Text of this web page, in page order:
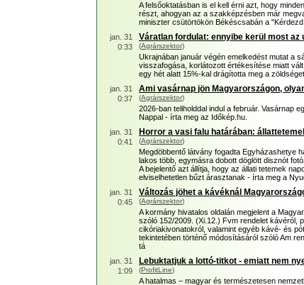
A felsőoktatásban is el kell érni azt, hogy
részt, ahogyan az a szakképzésben már
miniszter csütörtökön Békéscsabán a
jan. 31
0:33
Váratlan fordulat: ennyibe kerül most az
(Agrárszektor)
Ukrajnában január végén emelkedést mutat a
visszafogása, korlátozott értékesítése miatt
egy hét alatt 15%-kal drágította meg a
jan. 31
0:37
Ami vasárnap jön Magyarországon,
(Agrárszektor)
2026-ban teliholddal indul a február. Vasárnap
Nappal - írta meg az Időkép.hu.
jan. 31
0:41
Horror a vasi falu határában:
(Agrárszektor)
Megdöbbentő látvány fogadta Egyházashetye
lakos több, egymásra dobott döglött disznót
A bejelentő azt állítja, hogy az állati tetemek
elviselhetetlen bűzt árasztanak - írta meg a
jan. 31
0:45
Változás jöhet a kávéknál
(Agrárszektor)
A kormány hivatalos oldalán megjelent a
szóló 152/2009. (Xi.12.) Fvm rendelet kávéról,
cikóriakivonatokról, valamint egyéb kávé- és
tekintetében történő módosításáról szóló Am
tá
jan. 31
1:09
Lebuktatjuk a lottó-titkot - emiatt nem
(ProfitLine)
A hatalmas – magyar és természetesen